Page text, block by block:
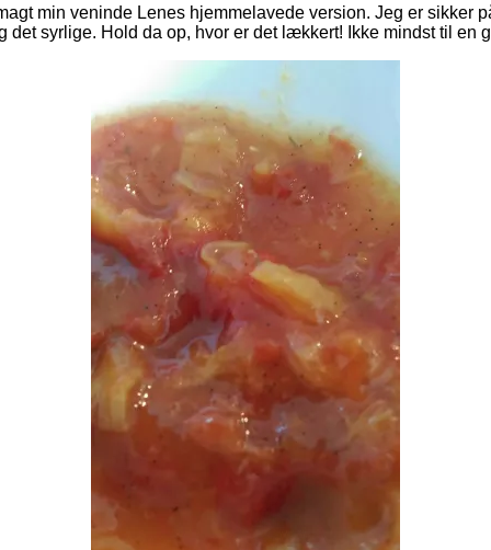
min veninde Lenes hjemmelavede version. Jeg er sikker
det syrlige. Hold da op, hvor er det lækkert!
Ikke mindst til en